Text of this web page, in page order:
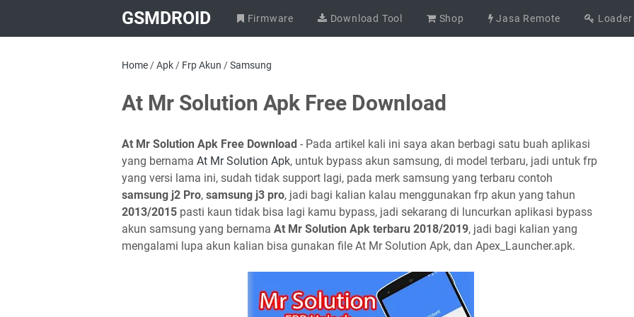
GSMDROID Firmware Download Tool Shop Jasa Remote Loader
Home /Apk / Frp Akun /Samsung
At Mr Solution Apk Free Download
At Mr Solution Apk Free Download - Pada artikel kali ini saya akan berbagi satu buah aplikasi
yang bernama At Mr Solution Apk, untuk bypass akun samsung, di model terbaru, jadi untuk frp
yang versi lama ini, sudah tidak support lagi, pada merk samsung yang terbaru contoh
samsung j2 Pro, samsung j3 pro, jadi bagi kalian kalau menggunakan frp akun yang tahun
2013/2015 pasti kaun tidak bisa lagi kamu bypass, jadi sekarang di luncurkan aplikasi bypass
akun samsung yang bernama At Mr Solution Apk terbaru 2018/2019, jadi bagi kalian yang
mengalami lupa akun kalian bisa gunakan file At Mr Solution Apk, dan Apex_Launcher.apk.